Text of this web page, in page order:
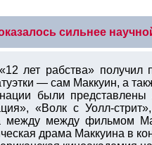
сильнее
лет рабства»
— сам Маккуин, а
были
«Волк с Уолл-
между между фильмом
драма Маккуина в